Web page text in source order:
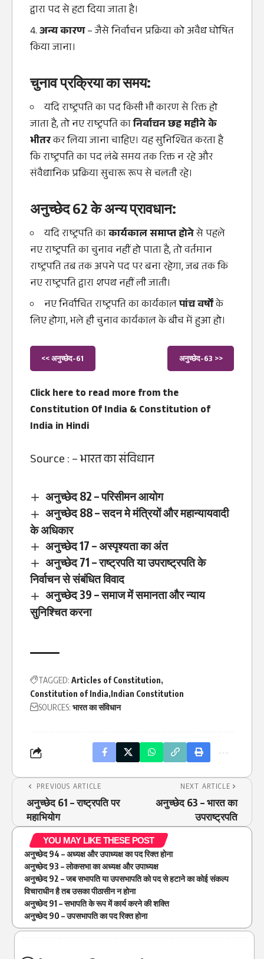
द्वारा पद से हटा दिया जाता है।
अन्य कारण– जैसे निर्वाचन प्रक्रिया को अवैध घोषित
किया जाना।
चुनाव प्रक्रिया का समय:
यदि राष्ट्रपति का पद किसी भी कारण से रिक्त हो
जाता है, तो नए राष्ट्रपति कानिर्वाचन छह महीने के
भीतरकर लिया जाना चाहिए। यह सुनिश्चित करता है
कि राष्ट्रपति का पद लंबे समय तक रिक्त न रहे और
संवैधानिक प्रक्रिया सुचारू रूप से चलती रहे।
अनुच्छेद 62 केअन्य प्रावधान:
यदि राष्ट्रपति काकार्यकाल समाप्त होनेसे पहले
नए राष्ट्रपति का चुनाव नहीं हो पाता है, तो वर्तमान
राष्ट्रपति तब तक अपने पद पर बना रहेगा, जब तक कि
नए राष्ट्रपति द्वारा शपथ नहीं ली जाती।
नए निर्वाचित राष्ट्रपति का कार्यकालपांच वर्षोंके
लिए होगा, भले ही चुनाव कार्यकाल के बीच में हुआ हो।
<< अनुच्छेद-61 अनुच्छेद-63 >>
Click here to read more from the
Constitution Of India &Constitution of
India in Hindi
Source : –भारत का संविधान
अनुच्छेद 82 – परिसीमन आयोग
अनुच्छेद 88 – सदन मे मंत्रियों और महान्यायवादी
के अधिकार
अनुच्छेद 17 – अस्पृश्यता का अंत
अनुच्छेद 71 – राष्ट्रपति या उपराष्ट्रपति के
निर्वाचन से संबंधित विवाद
अनुच्छेद 39 – समाज में समानता और न्याय
सुनिश्चित करना
TAGGED: Articles of Constitution
Constitution of India Indian Constitution
SOURCES: भारत का संविधान
PREVIOUS ARTICLE
अनुच्छेद 61 – राष्ट्रपति पर
महाभियोग
NEXT ARTICLE
अनुच्छेद 63 – भारत का
उपराष्ट्रपति
YOU MAY LIKE THESE POST
अनुच्छेद 94 – अध्यक्ष और उपाध्यक्ष का पद रिक्त होना
अनुच्छेद 93 – लोकसभा का अध्यक्ष और उपाध्यक्ष
अनुच्छेद 92 – जब सभापति या उपसभापति को पद से हटाने का कोई संकल्प
विचाराधीन है तब उसका पीठासीन न होना
अनुच्छेद 91 – सभापति के रूप में कार्य करने की शक्ति
अनुच्छेद 90 – उपसभापति का पद रिक्त होना